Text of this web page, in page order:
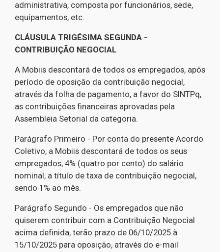
administrativa, composta por funcionários, sede,
equipamentos, etc.
CLÁUSULA TRIGÉSIMA SEGUNDA -
CONTRIBUIÇÃO NEGOCIAL
A Mobiis descontará de todos os empregados, após
período de oposição da contribuição negocial,
através da folha de pagamento, a favor do SINTPq,
as contribuições financeiras aprovadas pela
Assembleia Setorial da categoria.
Parágrafo Primeiro - Por conta do presente Acordo
Coletivo, a Mobiis descontará de todos os seus
empregados, 4% (quatro por cento) do salário
nominal, a título de taxa de contribuição negocial,
sendo 1% ao mês.
Parágrafo Segundo - Os empregados que não
quiserem contribuir com a Contribuição Negocial
acima definida, terão prazo de 06/10/2025 à
15/10/2025 para oposição, através do e-mail